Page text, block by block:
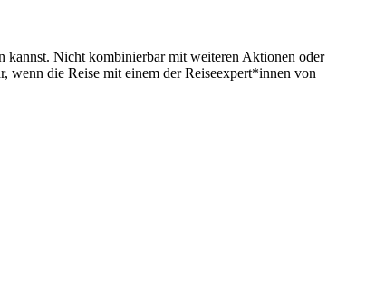
kannst. Nicht kombinierbar mit weiteren Aktionen oder
wenn die Reise mit einem der Reiseexpert*innen von